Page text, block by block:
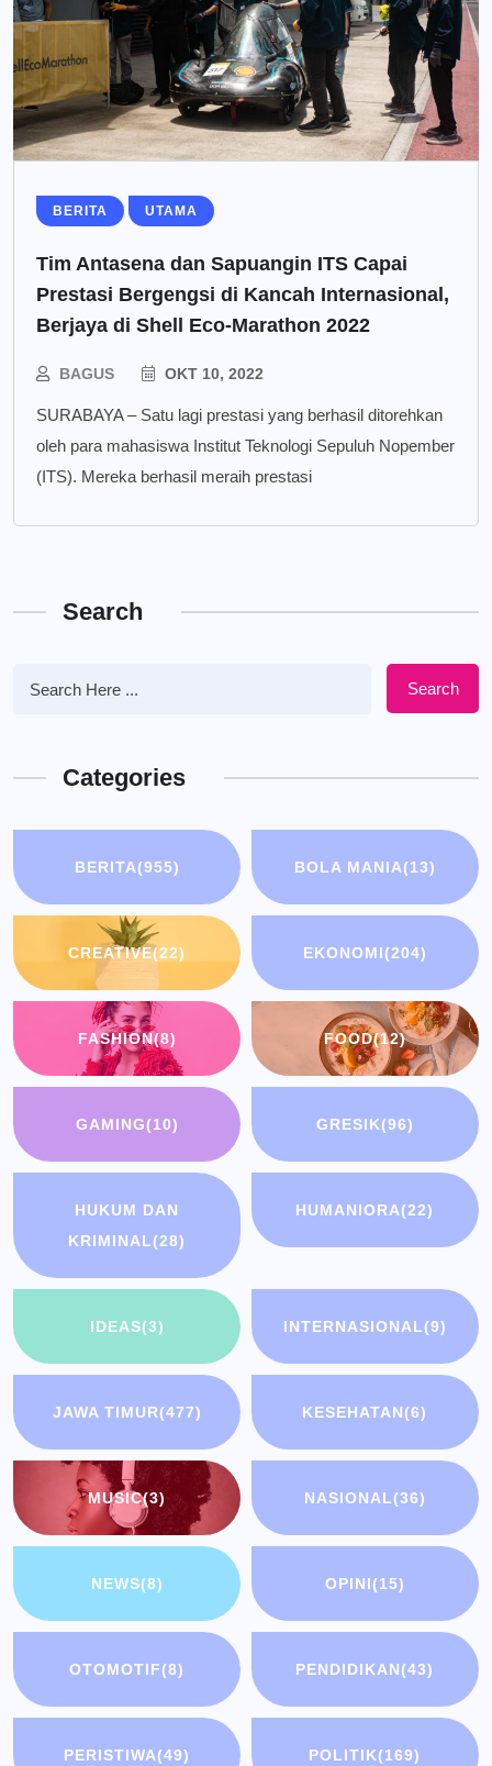
BERITA UTAMA
Tim Antasena dan Sapuangin ITS Capai
Prestasi Bergengsi di Kancah Internasional,
Berjaya di Shell Eco-Marathon 2022
BAGUS OKT 10, 2022
SURABAYA – Satu lagi prestasi yang berhasil ditorehkan
oleh para mahasiswa Institut Teknologi Sepuluh Nopember
(ITS). Mereka berhasil meraih prestasi
Search
Search
Categories
BERITA(955) BOLA MANIA(13)
CREATIVE(22) EKONOMI(204)
FASHION(8) FOOD(12)
GAMING(10) GRESIK(96)
HUKUM DAN
KRIMINAL(28)
HUMANIORA(22)
IDEAS(3) INTERNASIONAL(9)
JAWA TIMUR(477) KESEHATAN(6)
MUSIC(3) NASIONAL(36)
NEWS(8) OPINI(15)
OTOMOTIF(8) PENDIDIKAN(43)
PERISTIWA(49) POLITIK(169)